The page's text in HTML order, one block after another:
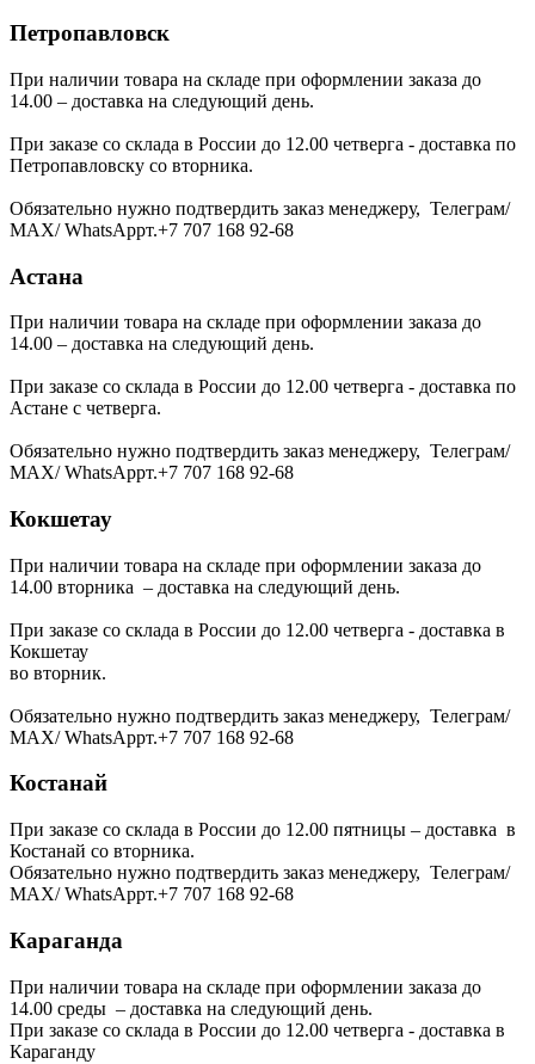
Петропавловск
При наличии товара на складе при оформлении заказа до
14.00 – доставка на следующий день.
При заказе со склада в России до 12.00 четверга - доставка по
Петропавловску со вторника.
Обязательно нужно подтвердить заказ менеджеру, Телеграм/
МАХ/ WhatsAppт.+7 707 168 92-68
Астана
При наличии товара на складе при оформлении заказа до
14.00 – доставка на следующий день.
При заказе со склада в России до 12.00 четверга - доставка по
Астане с четверга.
Обязательно нужно подтвердить заказ менеджеру, Телеграм/
МАХ/ WhatsAppт.+7 707 168 92-68
Кокшетау
При наличии товара на складе при оформлении заказа до
14.00 вторника – доставка на следующий день.
При заказе со склада в России до 12.00 четверга - доставка в
Кокшетау
во вторник.
Обязательно нужно подтвердить заказ менеджеру, Телеграм/
МАХ/ WhatsAppт.+7 707 168 92-68
Костанай
При заказе со склада в России до 12.00 пятницы – доставка в
Костанай со вторника.
Обязательно нужно подтвердить заказ менеджеру, Телеграм/
МАХ/ WhatsAppт.+7 707 168 92-68
Караганда
При наличии товара на складе при оформлении заказа до
14.00 среды – доставка на следующий день.
При заказе со склада в России до 12.00 четверга - доставка в
Караганду